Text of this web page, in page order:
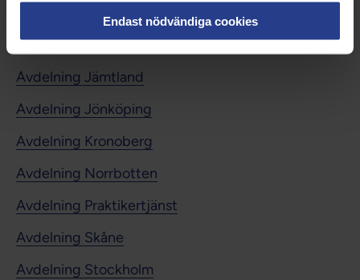
Endast nödvändiga cookies
Avdelning Gävleborg
Avdelning Halland
Avdelning Jämtland
Avdelning Jönköping
Avdelning Kronoberg
Avdelning Norrbotten
Avdelning Praktikertjänst
Avdelning Skåne
Avdelning Stockholm